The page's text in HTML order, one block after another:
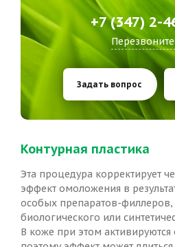
+7 (347) 2-
Задать вопрос
Контурная пластика
Эта процедура корректирует
эффект омоложения в
особых препаратов-филлеров,
биологического или
В коже при этом